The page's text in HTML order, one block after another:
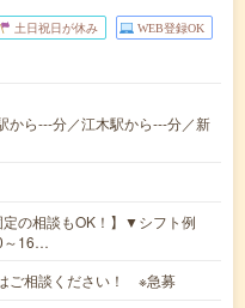
土日祝日が休み WEB登録OK
から---分／江木駅から---分／新
の相談もOK！】▼シフト例
～16…
ご相談ください！ ※急募